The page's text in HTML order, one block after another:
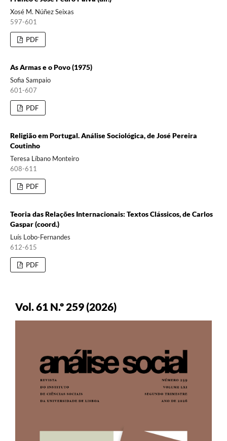
Xosé M. Núñez Seixas
597-601
PDF
As Armas e o Povo (1975)
Sofia Sampaio
601-607
PDF
Religião em Portugal. Análise Sociológica, de José Pereira
Coutinho
Teresa Líbano Monteiro
608-611
PDF
Teoria das Relações Internacionais: Textos Clássicos, de Carlos
Gaspar (coord.)
Luís Lobo-Fernandes
612-615
PDF
Vol. 61 N.º 259 (2026)